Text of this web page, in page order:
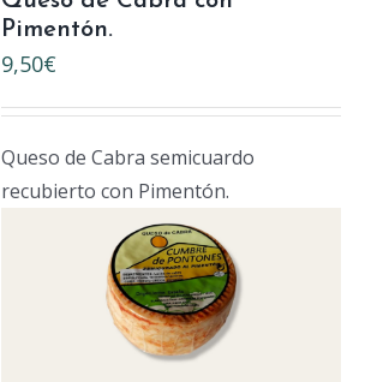
Pimentón.
9,50€
Queso de Cabra semicuardo
recubierto con Pimentón.